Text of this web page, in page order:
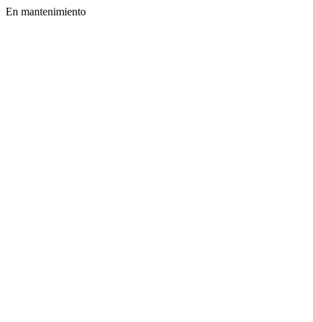
En mantenimiento